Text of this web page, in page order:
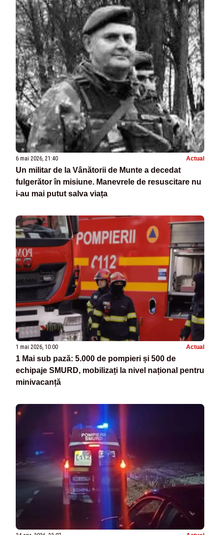
6 mai 2026, 21:40 Actual
Un militar de la Vânătorii de Munte a decedat
fulgerător în misiune. Manevrele de resuscitare nu
i-au mai putut salva viața
1 mai 2026, 10:00 Actual
1 Mai sub pază: 5.000 de pompieri și 500 de
echipaje SMURD, mobilizați la nivel național pentru
minivacanță